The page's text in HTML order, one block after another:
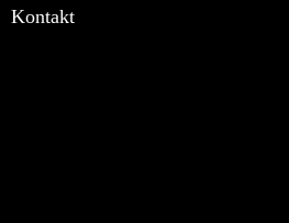
Kontakt